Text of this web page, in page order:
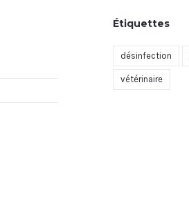
Étiquettes
désinfection
vétérinaire